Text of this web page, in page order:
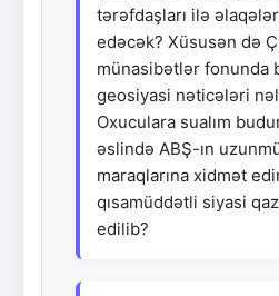
tərəfdaşları ilə
edəcək? Xüsusən də
münasibətlər fonunda
geosiyasi nəticələri
Oxuculara sualım
əslində ABŞ-ın
maraqlarına xidmət
qısamüddətli siyasi
edilib?